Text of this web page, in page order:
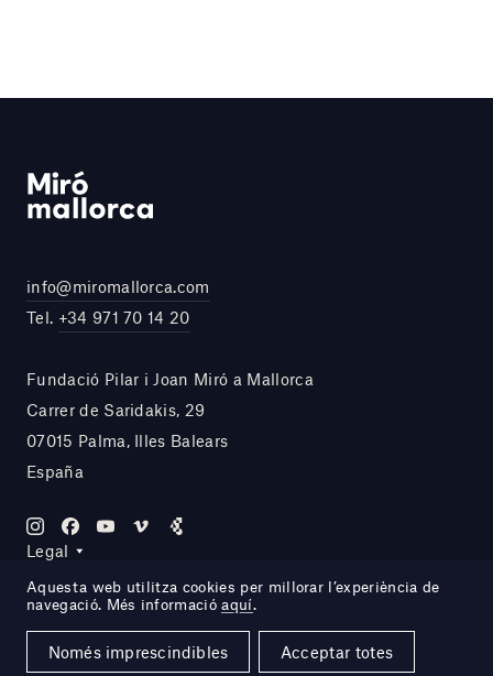
info@miromallorca.com
Tel. +34 971 70 14 20
Fundació Pilar i Joan Miró a Mallorca
Carrer de Saridakis, 29
07015 Palma, Illes Balears
España
Legal
Site by DOMO—A
Aquesta web utilitza cookies per millorar l’experiència de
navegació. Més informacióaquí.
Només imprescindibles Acceptar totes